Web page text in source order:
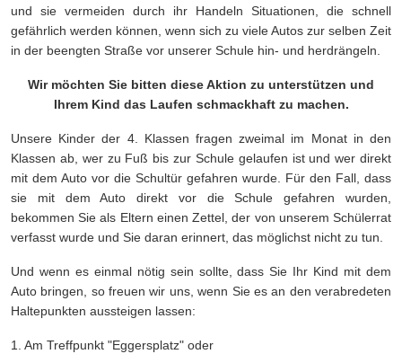
und sie vermeiden durch ihr Handeln Situationen, die schnell
gefährlich werden können, wenn sich zu viele Autos zur selben Zeit
in der beengten Straße vor unserer Schule hin- und herdrängeln.
Wir möchten Sie bitten diese Aktion zu unterstützen und
Ihrem Kind das Laufen schmackhaft zu machen.
Unsere Kinder der 4. Klassen fragen zweimal im Monat in den
Klassen ab, wer zu Fuß bis zur Schule gelaufen ist und wer direkt
mit dem Auto vor die Schultür gefahren wurde. Für den Fall, dass
sie mit dem Auto direkt vor die Schule gefahren wurden,
bekommen Sie als Eltern einen Zettel, der von unserem Schülerrat
verfasst wurde und Sie daran erinnert, das möglichst nicht zu tun.
Und wenn es einmal nötig sein sollte, dass Sie Ihr Kind mit dem
Auto bringen, so freuen wir uns, wenn Sie es an den verabredeten
Haltepunkten aussteigen lassen:
1. Am Treffpunkt "Eggersplatz" oder